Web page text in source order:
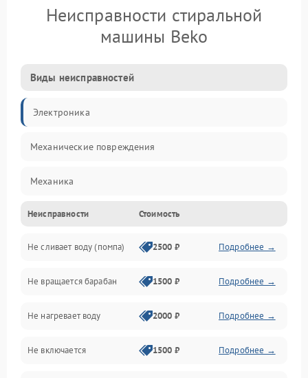
Неисправности стиральной
машины Beko
Виды неисправностей
Электроника
Механические повреждения
Механика
Электропитание
Водоснабжение
Слив
Программное обеспечение
Неисправности Стоимость
Не сливает воду (помпа) 2500 ₽ Подробнее →
Не вращается барабан 1500 ₽ Подробнее →
Не нагревает воду 2000 ₽ Подробнее →
Не включается 1500 ₽ Подробнее →